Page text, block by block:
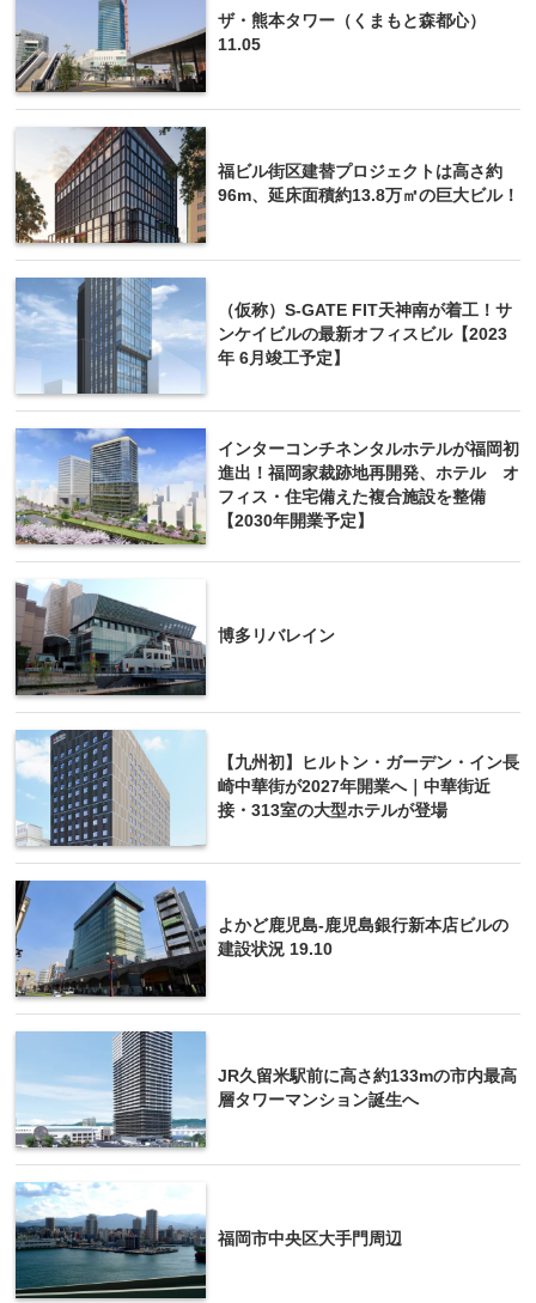
ザ・熊本タワー（くまもと森都心）
11.05
福ビル街区建替プロジェクトは高さ約
96m、延床面積約13.8万㎡の巨大ビル！
（仮称）S-GATE FIT天神南が着工！サ
ンケイビルの最新オフィスビル【2023
年 6月竣工予定】
インターコンチネンタルホテルが福岡初
進出！福岡家裁跡地再開発、ホテル オ
フィス・住宅備えた複合施設を整備
【2030年開業予定】
博多リバレイン
【九州初】ヒルトン・ガーデン・イン長
崎中華街が2027年開業へ｜中華街近
接・313室の大型ホテルが登場
よかど鹿児島-鹿児島銀行新本店ビルの
建設状況 19.10
JR久留米駅前に高さ約133mの市内最高
層タワーマンション誕生へ
福岡市中央区大手門周辺